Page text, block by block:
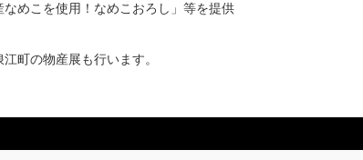
なめこを使用！なめこおろし」等を提供
町の物産展も行います。